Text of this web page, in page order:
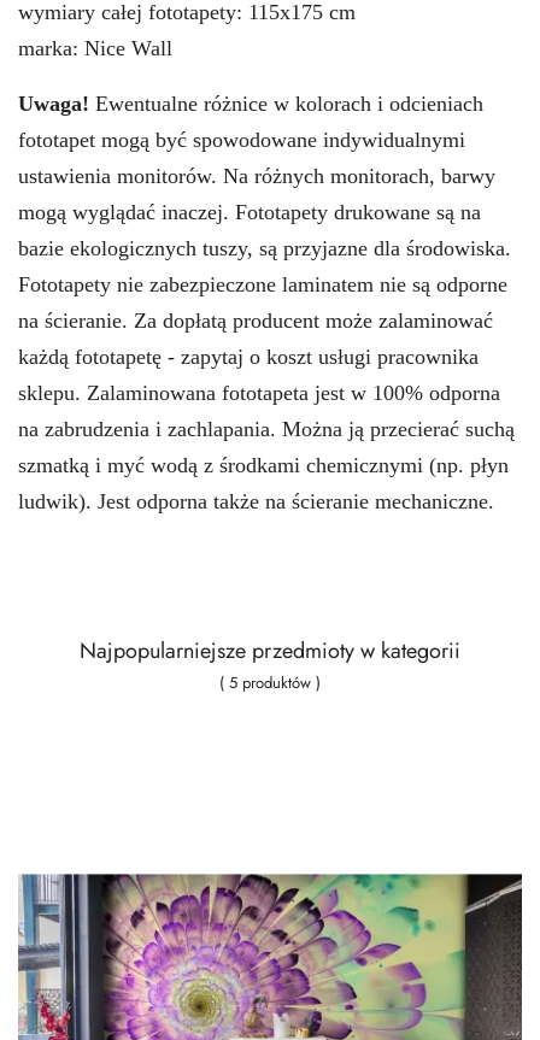
wymiary całej fototapety: 115x175 cm
marka: Nice Wall
Uwaga! Ewentualne różnice w kolorach i odcieniach
fototapet mogą być spowodowane indywidualnymi
ustawienia monitorów. Na różnych monitorach, barwy
mogą wyglądać inaczej. Fototapety drukowane są na
bazie ekologicznych tuszy, są przyjazne dla środowiska.
Fototapety nie zabezpieczone laminatem nie są odporne
na ścieranie. Za dopłatą producent może zalaminować
każdą fototapetę - zapytaj o koszt usługi pracownika
sklepu. Zalaminowana fototapeta jest w 100% odporna
na zabrudzenia i zachlapania. Można ją przecierać suchą
szmatką i myć wodą z środkami chemicznymi (np. płyn
ludwik). Jest odporna także na ścieranie mechaniczne.
Najpopularniejsze przedmioty w kategorii
( 5 produktów )